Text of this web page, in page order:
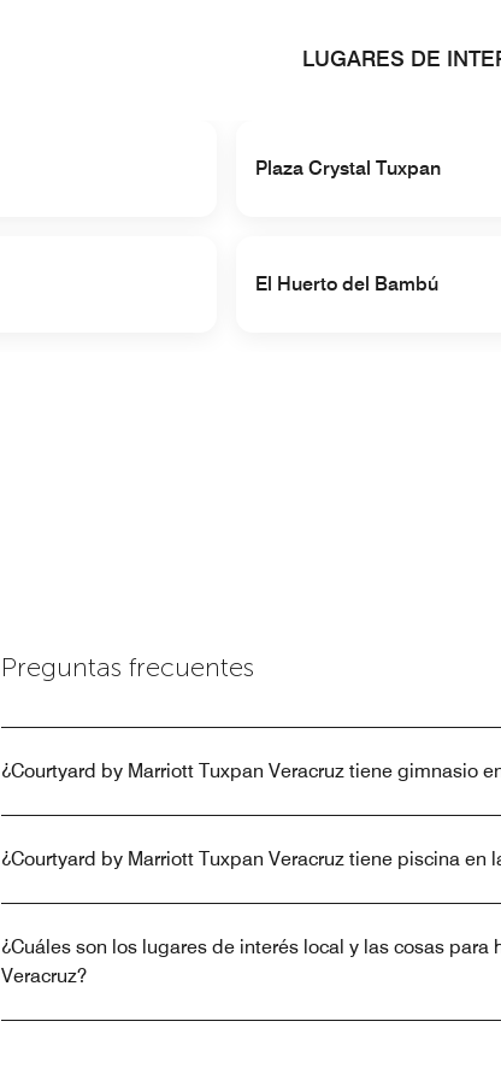
LUGARES DE
Plaza Crystal Tuxpan
El Huerto del Bambú
Preguntas frecuentes
¿Courtyard by Marriott Tuxpan Veracruz tiene gimnasio
¿Courtyard by Marriott Tuxpan Veracruz tiene piscina en
¿Cuáles son los lugares de interés local y las cosas
Veracruz?